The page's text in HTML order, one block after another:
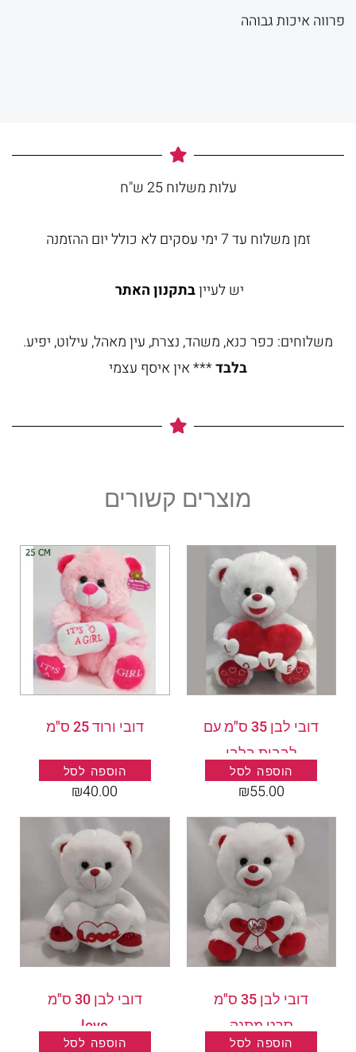
ס"מ
פרווה איכות גבוהה
עלות משלוח 25 ש"ח
זמן משלוח עד 7 ימי עסקים לא כולל יום ההזמנה
יש לעייןבתקנון האתר
משלוחים: כפר כנא, משהד, נצרת, עין מאהל, עילוט, יפיע.
בלבד*** אין איסף עצמי
מוצרים קשורים
דובי לבן 35 ס"מ עם
לבבות בלבן
הוספה לסל
₪55.00
דובי ורוד 25 ס"מ
הוספה לסל
₪40.00
דובי לבן 35 ס"מ
סרט מתנה
הוספה לסל
דובי לבן 30 ס"מ
love
הוספה לסל